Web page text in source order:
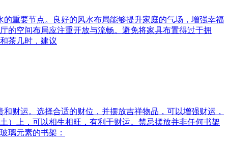
重要节点。良好的风水布局能够提升家庭的气场，增强幸福
的空间布局应注重开放与流畅。避免将家具布置得过于拥
茶几时，建议
财运。选择合适的财位，并摆放吉祥物品，可以增强财运，
）上，可以相生相旺，有利于财运。禁忌摆放并非任何书架
璃元素的书架：